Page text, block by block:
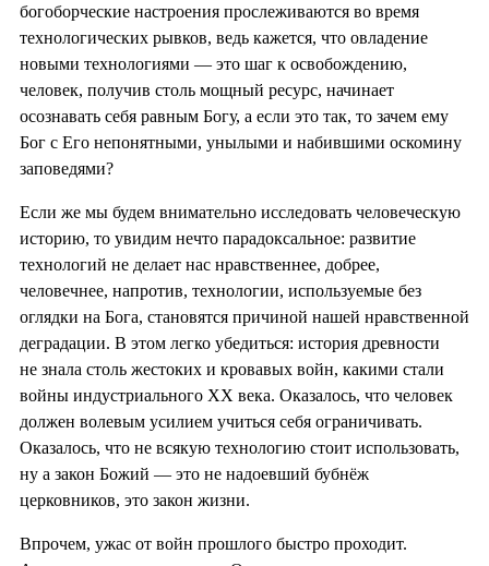
богоборческие настроения прослеживаются во время
технологических рывков, ведь кажется, что овладение
новыми технологиями — это шаг к освобождению,
человек, получив столь мощный ресурс, начинает
осознавать себя равным Богу, а если это так, то зачем ему
Бог с Его непонятными, унылыми и набившими оскомину
заповедями?
Если же мы будем внимательно исследовать человеческую
историю, то увидим нечто парадоксальное: развитие
технологий не делает нас нравственнее, добрее,
человечнее, напротив, технологии, используемые без
оглядки на Бога, становятся причиной нашей нравственной
деградации. В этом легко убедиться: история древности
не знала столь жестоких и кровавых войн, какими стали
войны индустриального XX века. Оказалось, что человек
должен волевым усилием учиться себя ограничивать.
Оказалось, что не всякую технологию стоит использовать,
ну а закон Божий — это не надоевший бубнёж
церковников, это закон жизни.
Впрочем, ужас от войн прошлого быстро проходит.